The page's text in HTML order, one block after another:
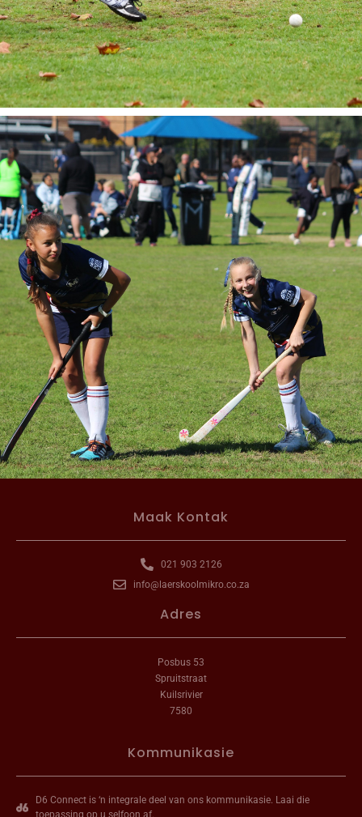
Maak Kontak
021 903 2126
info@laerskoolmikro.co.za
Adres
Posbus 53
Spruitstraat
Kuilsrivier
7580
Kommunikasie
D6 Connect is ‘n integrale deel van ons kommunikasie. Laai die